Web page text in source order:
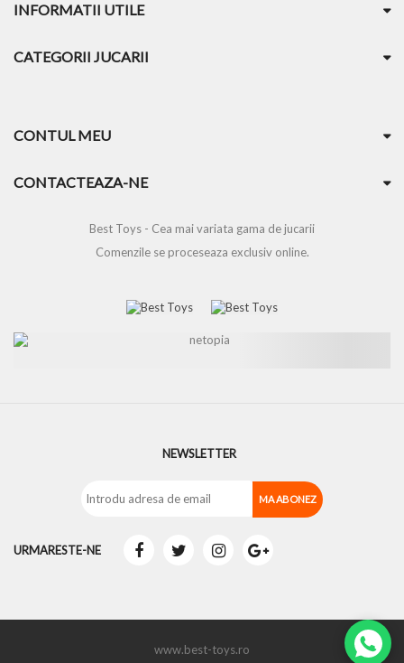
INFORMATII UTILE
CATEGORII JUCARII
CONTUL MEU
CONTACTEAZA-NE
Best Toys - Cea mai variata gama de jucarii
Comenzile se proceseaza exclusiv online.
NEWSLETTER
URMARESTE-NE
www.best-toys.ro